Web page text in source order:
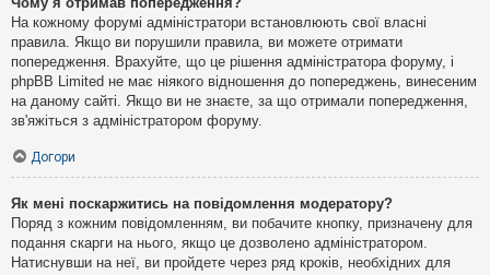
На кожному форумі адміністратори встановлюють свої власні
правила. Якщо ви порушили правила, ви можете отримати
попередження. Врахуйте, що це рішення адміністратора форуму, і
phpBB Limited не має ніякого відношення до попереджень, винесеним
на даному сайті. Якщо ви не знаєте, за що отримали попередження,
зв'яжіться з адміністратором форуму.
Догори
Як мені поскаржитись на повідомлення модератору?
Поряд з кожним повідомленням, ви побачите кнопку, призначену для
подання скарги на нього, якщо це дозволено адміністратором.
Натиснувши на неї, ви пройдете через ряд кроків, необхідних для